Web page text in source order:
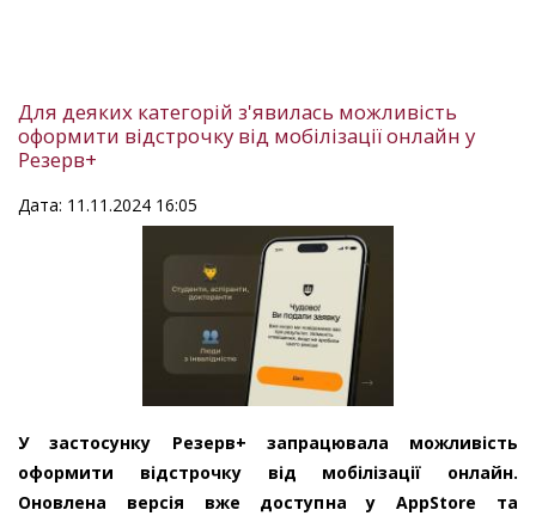
Для деяких категорій з'явилась можливість
оформити відстрочку від мобілізації онлайн у
Резерв+
Дата: 11.11.2024 16:05
У застосунку Резерв+ запрацювала можливість
оформити відстрочку від мобілізації онлайн.
Оновлена версія вже доступна у AppStore та